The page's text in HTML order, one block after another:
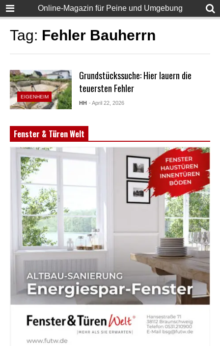
Online-Magazin für Peine und Umgebung
Tag: Fehler Bauherrn
EIGENHEIM
Grundstückssuche: Hier lauern die
teuersten Fehler
HH - April 22, 2026
Fenster & Türen Welt